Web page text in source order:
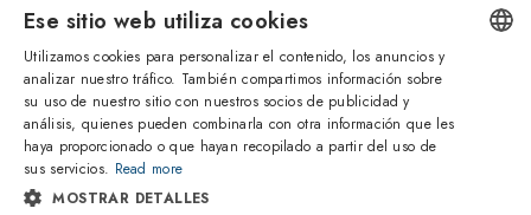
ENGLISH
ITALIAN
Ese sitio web utiliza cookies
Utilizamos cookies para personalizar el contenido, los anuncios y
analizar nuestro tráfico. También compartimos información sobre
su uso de nuestro sitio con nuestros socios de publicidad y
análisis, quienes pueden combinarla con otra información que les
haya proporcionado o que hayan recopilado a partir del uso de
sus servicios. Read more
MOSTRAR DETALLES